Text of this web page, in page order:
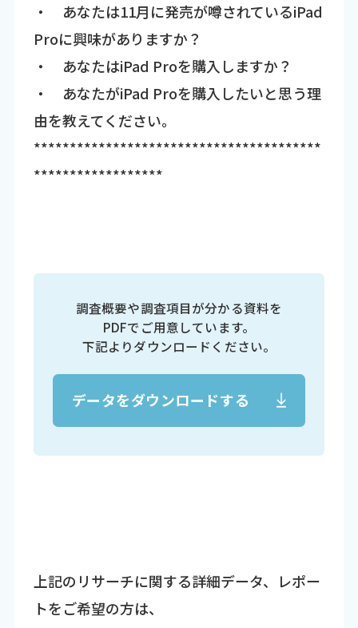
・ あなたは11月に発売が噂されているiPad
Proに興味がありますか？
・ あなたはiPad Proを購入しますか？
・ あなたがiPad Proを購入したいと思う理
由を教えてください。
****************************************
******************
調査概要や調査項目が分かる資料を
PDFでご用意しています。
下記よりダウンロードください。
データをダウンロードする
上記のリサーチに関する詳細データ、レポー
トをご希望の方は、